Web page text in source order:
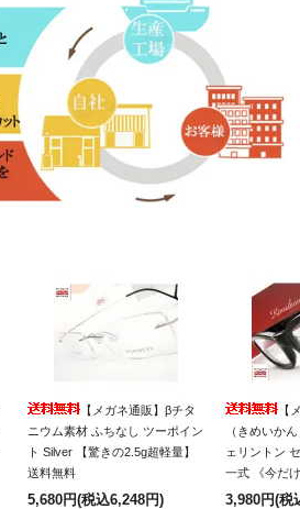
【メガネ通販】βチタ
ニウム素材 ふちなし ツーポイン
ト Silver 【驚きの2.5g超軽量】
送料無料
5,680円(税込6,248円)
【
（きめいか
ェリントン
一式 《今だ
3,980円(税